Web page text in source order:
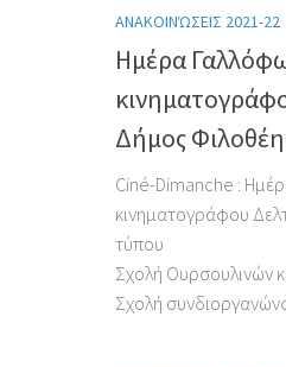
ΑΝΑΚΟΙΝΏΣΕΙΣ 2021-22
Ημέρα
Δήμος
Ciné-Dimanche :
κινηματογράφου
τύπου Η
Σχολή Ουρσουλινών
Σχολή